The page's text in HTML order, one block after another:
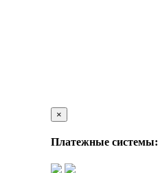
×
Платежные системы: